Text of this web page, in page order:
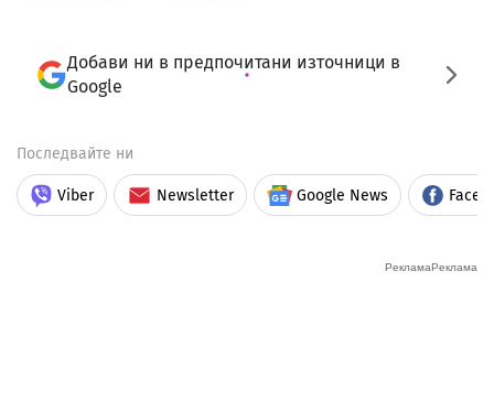
Добави ни в предпочитани източници в
Google
Последвайте ни
Viber Newsletter Google News